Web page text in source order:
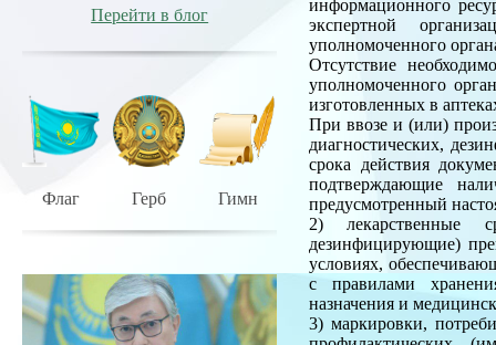
Перейти в блог
Флаг Герб Гимн
информационного
экспертной
уполномоченного
Отсутствие
уполномоченного
изготовленных в
При ввозе и (или)
диагностических,
срока действия
подтверждающие
предусмотренный
2) лекарственные
дезинфицирующие)
условиях,
с правилами
назначения и
3) маркировки,